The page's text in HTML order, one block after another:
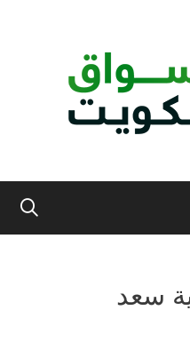
سعد